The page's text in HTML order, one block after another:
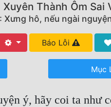
Xuyên Thành Ôm Sai
Xưng hô, nếu ngài
Báo Lỗi
Mục
ý, hãy coi ta như